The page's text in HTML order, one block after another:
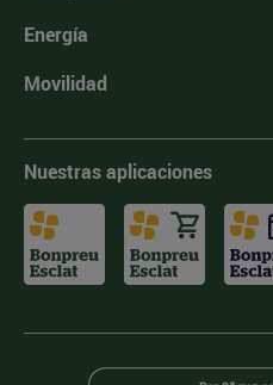
Energía
Movilidad
Nuestras aplicaciones